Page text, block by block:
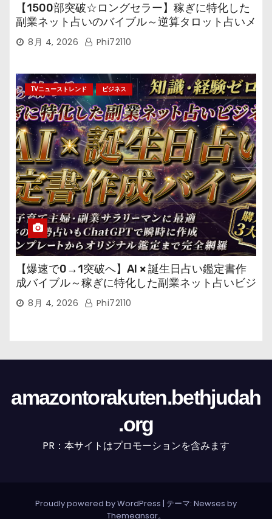
【1500部突破☆ロングセラー】稼ぎに特化した
副業ネット占いのバイブル～逆算タロット占いメ
ール鑑定マニュアル～
8月 4, 2026 Phi72110
TVニューストレンド ビジネス
【爆速で0→1突破へ】AI × 誕生日占い鑑定書作
成バイブル～稼ぎに特化した副業ネット占いビジ
ネス8月 4, 2026 Phi72110
amazontorakuten.bethjudah
.org
PR：本サイトはプロモーションを含みます
Proudly powered by WordPress | テーマ: Newses by
Themeansar。